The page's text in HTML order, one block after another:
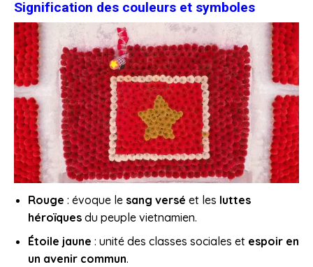
Signification des couleurs et symboles
Rouge : évoque le sang versé et les luttes
héroïques du peuple vietnamien.
Étoile jaune : unité des classes sociales et espoir en
un avenir commun.